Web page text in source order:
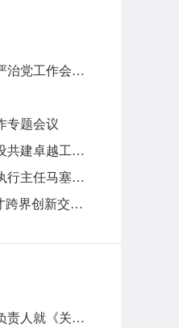
中国科协召开2026年全面从严治党工作会议暨警示教育大会
专题会议
中国工程师联合体与中国铁设共建卓越工程师工程能力建设中心
罗晖会见发展中国家科学院执行主任马塞洛·克诺贝尔
首场“奇点科学会议”青年人才跨界创新交流活动在京举办
中国科协企业创新服务中心负责人就《关于推进新时代园区（企业）科协工作高质量发展的意见》答问